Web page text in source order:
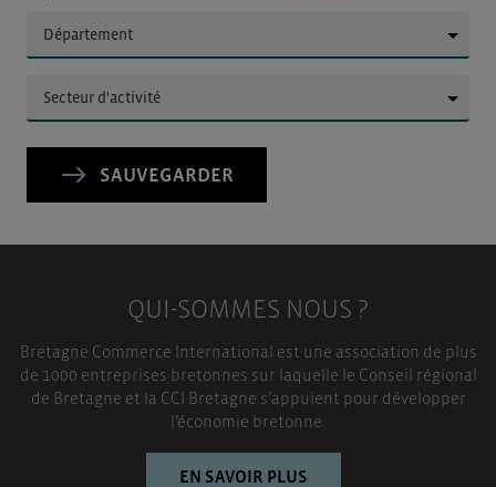
SAUVEGARDER
QUI-SOMMES NOUS ?
Bretagne Commerce International est une association de plus
de 1000 entreprises bretonnes sur laquelle le Conseil régional
de Bretagne et la CCI Bretagne s’appuient pour développer
l’économie bretonne.
EN SAVOIR PLUS